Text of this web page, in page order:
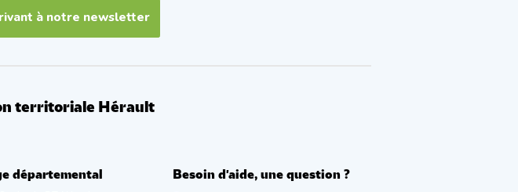
à notre newsletter
territoriale Hérault
départemental
Besoin d'aide, une question ?